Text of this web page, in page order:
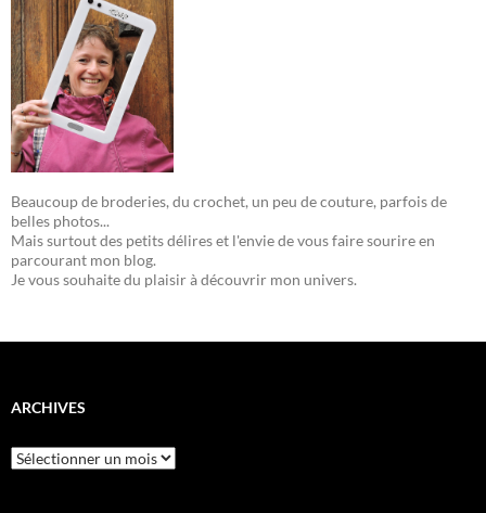
Beaucoup de broderies, du crochet, un peu de couture, parfois de
belles photos...
Mais surtout des petits délires et l'envie de vous faire sourire en
parcourant mon blog.
Je vous souhaite du plaisir à découvrir mon univers.
ARCHIVES
Archives